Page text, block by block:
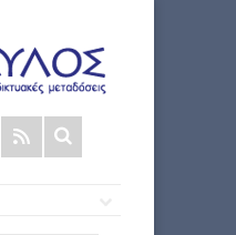
Φόρμα
αναζήτησης